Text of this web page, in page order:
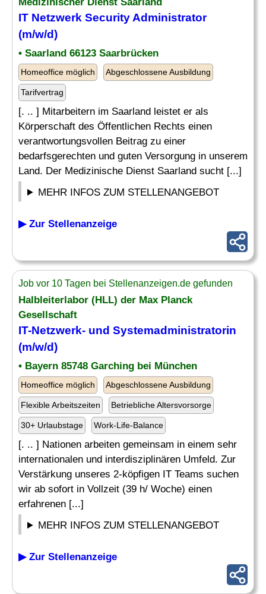
IT Netzwerk Security Administrator
(m/w/d)
• Saarland 66123 Saarbrücken
Homeoffice möglich Abgeschlossene Ausbildung
Tarifvertrag
[. .. ] Mitarbeitern im Saarland leistet er als
Körperschaft des Öffentlichen Rechts einen
verantwortungsvollen Beitrag zu einer
bedarfsgerechten und guten Versorgung in unserem
Land. Der Medizinische Dienst Saarland sucht [...]
MEHR INFOS ZUM STELLENANGEBOT
▶ Zur Stellenanzeige
Job vor 10 Tagen bei Stellenanzeigen.de gefunden
Halbleiterlabor (HLL) der Max Planck
Gesellschaft
IT-Netzwerk- und Systemadministratorin
(m/w/d)
• Bayern 85748 Garching bei München
Homeoffice möglich Abgeschlossene Ausbildung
Flexible Arbeitszeiten Betriebliche Altersvorsorge
30+ Urlaubstage Work-Life-Balance
[. .. ] Nationen arbeiten gemeinsam in einem sehr
internationalen und interdisziplinären Umfeld. Zur
Verstärkung unseres 2-köpfigen IT Teams suchen
wir ab sofort in Vollzeit (39 h/ Woche) einen
erfahrenen [...]
MEHR INFOS ZUM STELLENANGEBOT
▶ Zur Stellenanzeige